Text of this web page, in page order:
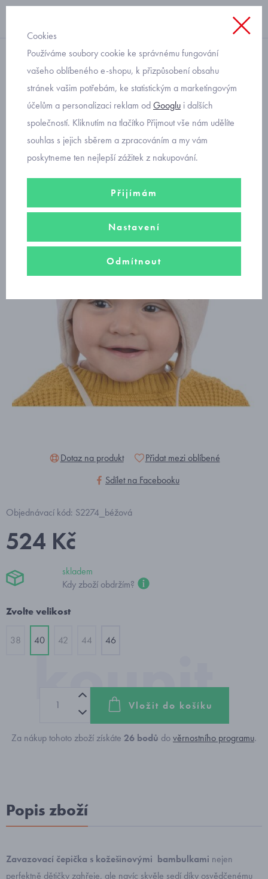
zimní
dětská zimní čepice Marika
Milek s medvídky
Dotaz na produkt
Přidat mezi oblíbené
Sdílet na Facebooku
Objednávací kód: S2274_béžová
524 Kč
skladem
Kdy zboží obdržím?
Zvolte velikost
38 40 42 44 46
Vložit do košíku
Za nákup tohoto zboží získáte 26 bodů dověrnostního programu.
Popis zboží
Zavazovací čepička s kožešinovými bambulkami nejen
perfektně dětičky zahřeje, ale navíc skvěle sedí díky osvědčenému
Cookies
Používáme soubory cookie ke správnému fungování
vašeho oblíbeného e-shopu, k přizpůsobení obsahu
stránek vašim potřebám, ke statistickým a marketingovým
účelům a personalizaci reklam odGooglu i dalších
společností. Kliknutím na tlačítko Přijmout vše nám udělíte
souhlas s jejich sběrem a zpracováním a my vám
poskytneme ten nejlepší zážitek z nakupování.
Přijímám
Nastavení
Odmítnout